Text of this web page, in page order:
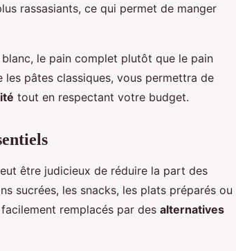
rassasiants, ce qui permet de manger
le pain complet plutôt que le pain
pâtes classiques, vous permettra de
tout en respectant votre budget.
être judicieux de réduire la part des
sucrées, les snacks, les plats préparés ou
remplacés par des alternatives